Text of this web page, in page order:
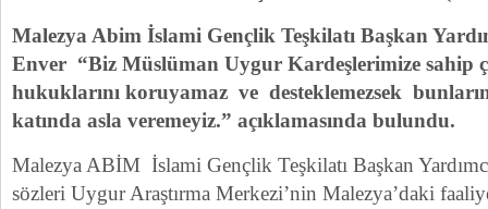
Malezya Abim İslami Gençlik Teşkilatı Başkan
Enver “Biz Müslüman Uygur Kardeşlerimize sahip
hukuklarını koruyamaz ve desteklemezsek
katında asla veremeyiz.” açıklamasında bulundu.
Malezya ABİM İslami Gençlik Teşkilatı Başkan
sözleri Uygur Araştırma Merkezi’nin Malezya’daki